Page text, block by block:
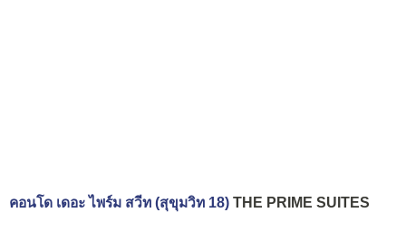
คอนโด เดอะ ไพร์ม สวีท (สุขุมวิท 18) THE PRIME SUITES